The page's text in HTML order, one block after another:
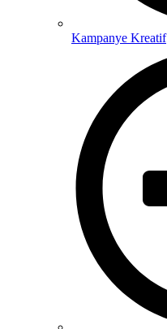
Kampanye Kreatif